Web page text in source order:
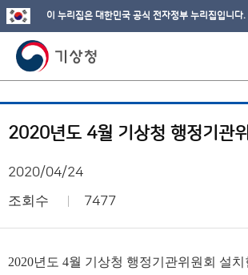
이 누리집은 대한민국 공식 전자정부 누리집입니다.
2020/04/24
조회수 7477
2020년도 4월 기상청 행정기관위원회 설